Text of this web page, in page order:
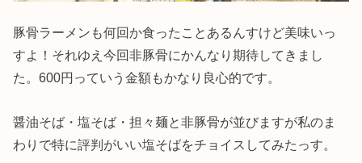
豚骨ラーメンも何回か食ったことあるんすけど美味いっ
すよ！それゆえ今回非豚骨にかんなり期待してきまし
た。600円っていう金額もかなり良心的です。
醤油そば・塩そば・担々麺と非豚骨が並びますが私のま
わりで特に評判がいい塩そばをチョイスしてみたっす。